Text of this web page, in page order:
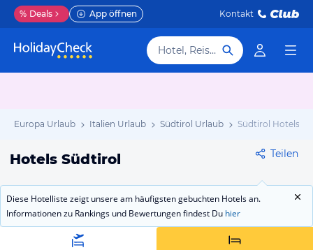
% Deals App öffnen Kontakt
Hotel, Reiseziel
Europa Urlaub Italien Urlaub Südtirol Urlaub Südtirol Hotels
Hotels Südtirol Teilen
Diese Hotelliste zeigt unsere am häufigsten gebuchten Hotels an.
Informationen zu Rankings und Bewertungen findest Du hier